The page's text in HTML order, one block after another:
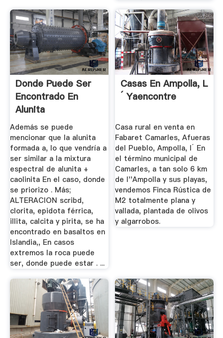
Donde Puede Ser
Encontrado En
Alunita
Además se puede
mencionar que la alunita
formada a, lo que vendría a
ser similar a la mixtura
espectral de alunita +
caolinita En el caso, donde
se priorizo . Más;
ALTERACION scribd,
clorita, epidota férrica,
illita, calcita y pirita, se ha
encontrado en basaltos en
Islandia,, En casos
extremos la roca puede
ser, donde puede estar . ...
Casas En Ampolla, L
´ Yaencontre
Casa rural en venta en
Fabaret Camarles, Afueras
del Pueblo, Ampolla, l´ En
el término municipal de
Camarles, a tan solo 6 km
de l''Ampolla y sus playas,
vendemos Finca Rústica de
M2 totalmente plana y
vallada, plantada de olivos
y algarrobos.